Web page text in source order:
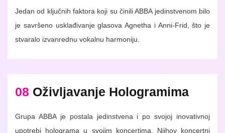
Jedan od ključnih faktora koji su činili ABBA jedinstvenom bilo
je savršeno usklađivanje glasova Agnetha i Anni-Frid, što je
stvaralo izvanrednu vokalnu harmoniju.
08 Oživljavanje Hologramima
Grupa ABBA je postala jedinstvena i po svojoj inovativnoj
upotrebi holograma u svojim koncertima. Njihov koncertni